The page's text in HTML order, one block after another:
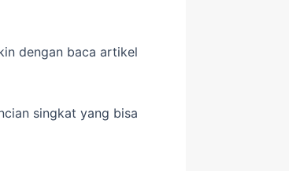
dengan baca artikel
singkat yang bisa